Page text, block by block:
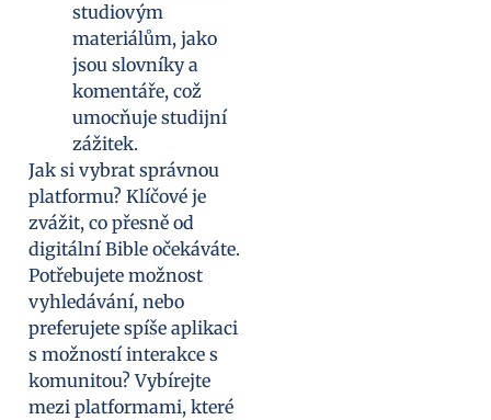
studiovým
materiálům, jako
jsou slovníky a
komentáře, což
umocňuje studijní
zážitek.
Jak si vybrat správnou
platformu? Klíčové je
zvážit, co přesně od
digitální Bible očekáváte.
Potřebujete možnost
vyhledávání, nebo
preferujete spíše aplikaci
s možností interakce s
komunitou? Vybírejte
mezi platformami, které